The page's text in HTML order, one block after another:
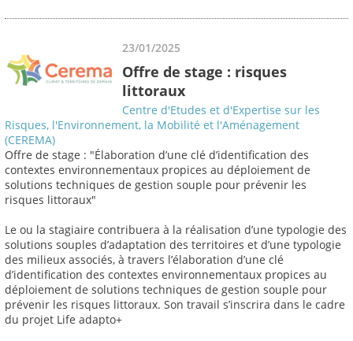
23/01/2025
Offre de stage : risques
littoraux
Centre d'Etudes et d'Expertise sur les
Risques, l'Environnement, la Mobilité et l'Aménagement
(CEREMA)
Offre de stage : "Élaboration d’une clé d’identification des
contextes environnementaux propices au déploiement de
solutions techniques de gestion souple pour prévenir les
risques littoraux"
Le ou la stagiaire contribuera à la réalisation d’une typologie des
solutions souples d’adaptation des territoires et d’une typologie
des milieux associés, à travers l’élaboration d’une clé
d’identification des contextes environnementaux propices au
déploiement de solutions techniques de gestion souple pour
prévenir les risques littoraux. Son travail s’inscrira dans le cadre
du projet Life adapto+